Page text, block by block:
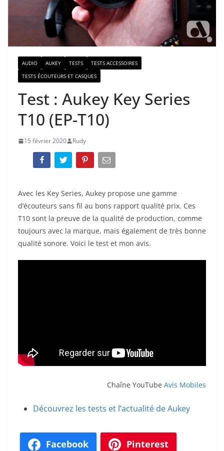
AUDIO AUKEY TESTS
TESTS ACCESSOIRES
TESTS ÉCOUTEURS ET CASQUES
Test : Aukey Key Series
T10 (EP-T10)
15 février 2020 Rudy
Avec les Key Series, Aukey propose une gamme
d’écouteurs sans fil au bons rapport qualité prix. Ces
T10 sont la preuve de la qualité de production, comme
toujours avec la marque, mais également de très bonne
qualité sonore. Voici le test et mon avis.
Chaîne YouTube Avis Mobiles
Découvrez les tests et l’actualité de Aukey
Facebook Pinterest